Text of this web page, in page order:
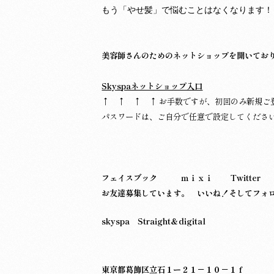
もう「やせ髪」で悩むことはなくなります！
美容師さんのためのネットショップを開いてお
Skyspaネットショップ入口
↑ ↑ ↑ ↑ お手数ですが、初回のみ新規ご登
パスワードは、ご自分で任意で設定してくださ
フェイスブック ｍｉｘｉ
Twitter
お友達募集しています。 いいね！そしてフォ
skyspa Straight＆digital
東京都葛飾区立石１ー２１－１０－１ｆ